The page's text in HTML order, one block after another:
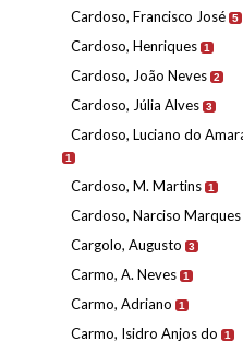
Cardoso, Francisco José 5
Cardoso, Henriques 1
Cardoso, João Neves 2
Cardoso, Júlia Alves 3
Cardoso, Luciano do
1
Cardoso, M. Martins 1
Cardoso, Narciso Marques
Cargolo, Augusto 3
Carmo, A. Neves 1
Carmo, Adriano 1
Carmo, Isidro Anjos do 1